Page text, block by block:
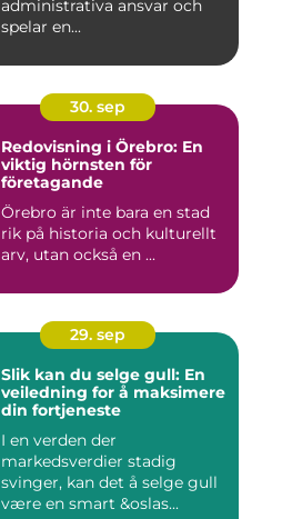
administrativa ansvar och
spelar en...
30. sep
Redovisning i Örebro: En
viktig hörnsten för
företagande
Örebro är inte bara en stad
rik på historia och kulturellt
arv, utan också en ...
29. sep
Slik kan du selge gull: En
veiledning for å maksimere
din fortjeneste
I en verden der
markedsverdier stadig
svinger, kan det å selge gull
være en smart &oslas...